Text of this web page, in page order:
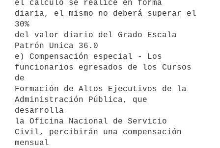
el cálculo se realice en forma
diaria, el mismo no deberá superar el
30%
del valor diario del Grado Escala
Patrón Unica 36.0
e) Compensación especial - Los
funcionarios egresados de los Cursos
de
Formación de Altos Ejecutivos de la
Administración Pública, que
desarrolla
la Oficina Nacional de Servicio
Civil, percibirán una compensación
mensual